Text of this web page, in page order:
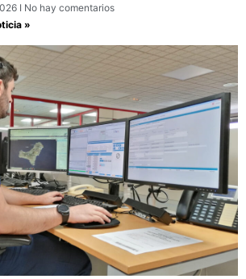
No hay comentarios
»